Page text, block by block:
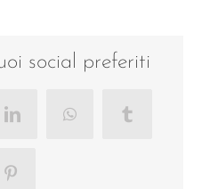
semplice,
social preferiti
LinkedInWhatsAppTumblr
Pinterest